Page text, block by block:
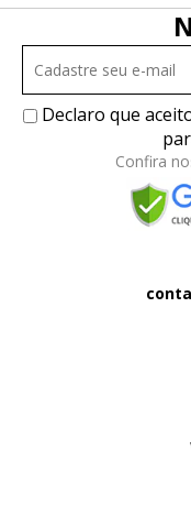
Declaro que
Confira